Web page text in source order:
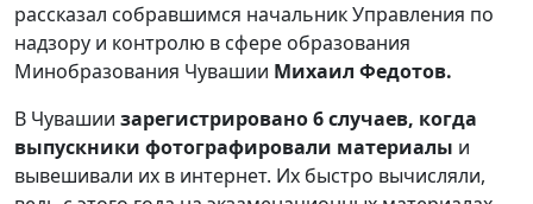
рассказал собравшимся начальник Управления по
надзору и контролю в сфере образования
Минобразования Чувашии Михаил Федотов.
В Чувашии зарегистрировано 6 случаев, когда
выпускники фотографировали материалы и
вывешивали их в интернет. Их быстро вычисляли,